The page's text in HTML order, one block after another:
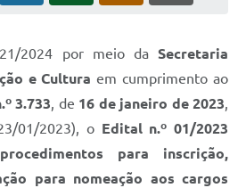
2024 por meio da Secretaria
e Cultura em cumprimento ao
3.733, de 16 de janeiro de 2023,
01/2023), o Edital n.º 01/2023
procedimentos para inscrição,
para nomeação aos cargos